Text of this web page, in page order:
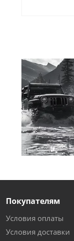
Покупателям
Условия оплаты
Условия доставки